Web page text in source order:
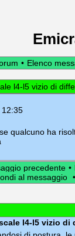
• Elenco
l4-l5 vizio di
12:35
qualcuno ha
precedente •
al messaggio •
l4-l5 vizio di